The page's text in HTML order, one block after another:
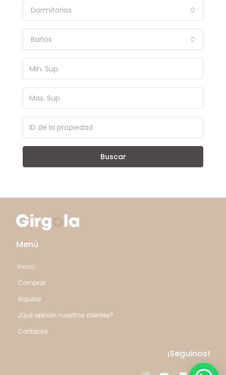
Dormitorios
Baños
Buscar
Menú
Inicio
Comprar
Alquilar
¿Qué opinan nuestros clientes?
Contacto
¡Seguinos!